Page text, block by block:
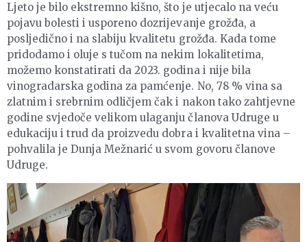
Ljeto je bilo ekstremno kišno, što je utjecalo na veću
pojavu bolesti i usporeno dozrijevanje grožđa, a
posljedično i na slabiju kvalitetu grožđa. Kada tome
pridodamo i oluje s tučom na nekim lokalitetima,
možemo konstatirati da 2023. godina i nije bila
vinogradarska godina za pamćenje. No, 78 % vina sa
zlatnim i srebrnim odličjem čak i nakon tako zahtjevne
godine svjedoče velikom ulaganju članova Udruge u
edukaciju i trud da proizvedu dobra i kvalitetna vina –
pohvalila je Dunja Mežnarić u svom govoru članove
Udruge.